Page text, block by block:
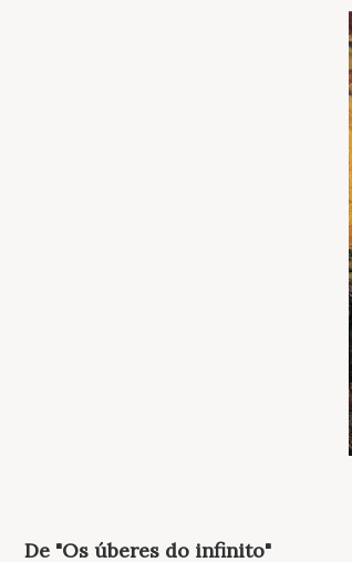
De "Os úberes do infinito"